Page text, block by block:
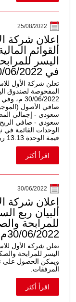
25/08/2022
إعلان شركة
القوائم
اليسر
في 30/06/2022 م للجمهور
تعلن شركة الأول
المفحوصة لصندوق
30/06/
قيمة الوحدة 13.13 ريال سعودي - العائد للفترة 1.08%
اقرأ أكثر
30/06/2022
إعلان شركة
البيان ربع
للمرابحة
30/06/2022م
تعلن شركة الأول
ويمكن الحصول على
المرفقات.
اقرأ أكثر